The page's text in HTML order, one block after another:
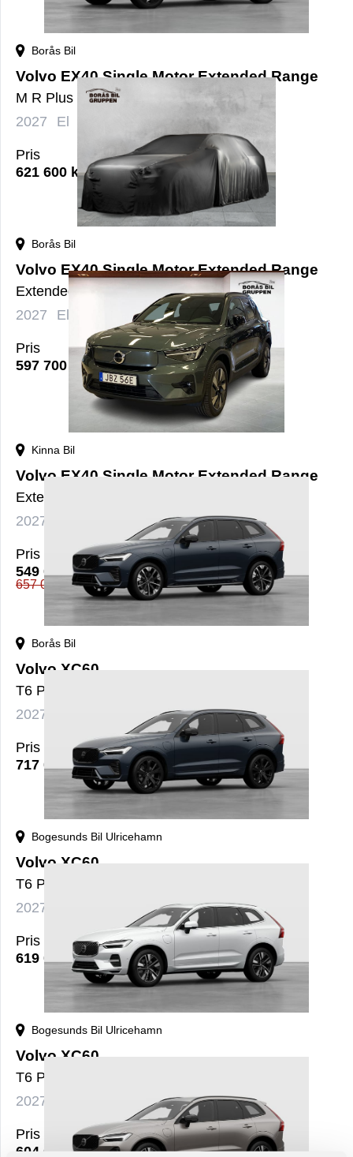
Borås Bil
Volvo EX40 Single Motor Extended Range
M R Plus Black SE
2027
El
Pris
621 600 kr
Borås Bil
Volvo EX40 Single Motor Extended Range
ExtendedRange Plus SE
2027
El nybil
Pris
597 700
kr
Kinna Bil
Volvo EX40 Single Motor Extended Range
ExtendedRange Plus SE - Demobil
2027
nybil
Pris
549 000 kr
657 091 kr
Borås Bil
Volvo XC60
T6 Plus Dark Nordic Edition
2027
Automat nybil
Pris
717 000 kr
Bogesunds Bil Ulricehamn
Volvo XC60
T6 Plus Black Nordic Edition
2027
Automat nybil
Pris
619 000 kr
Bogesunds Bil Ulricehamn
Volvo XC60
T6 Plus Bright Nordic Edition
2027
Automat nybil
Pris
604 000
kr